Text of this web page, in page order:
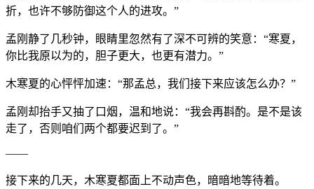
折，也许不够防御这个人的进攻。”
孟刚静了几秒钟，眼睛里忽然有了深不可辨的笑意：“寒夏，
你比我原以为的，胆子更大，也更有潜力。”
木寒夏的心怦怦加速：“那孟总，我们接下来应该怎么办？”
孟刚却抬手又抽了口烟，温和地说：“我会再斟酌。是不是该
走了，否则咱们两个都要迟到了。”
——
接下来的几天，木寒夏都面上不动声色，暗暗地等待着。